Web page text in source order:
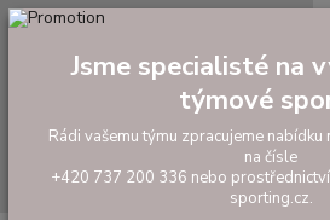
tel: +420 737 200 336
Jsme specialisté na
týmové
Rádi vašemu týmu zpracujeme nabídku
na čísle
+420 737 200 336 nebo
sporting.cz.